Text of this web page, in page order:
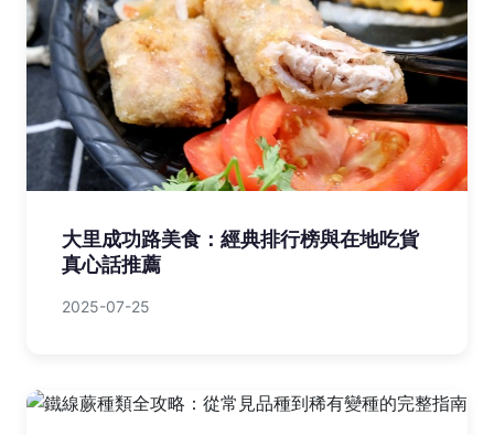
大里成功路美食：經典排行榜與在地吃貨
真心話推薦
2025-07-25